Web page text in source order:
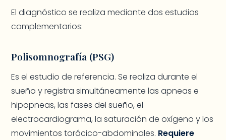
El diagnóstico se realiza mediante dos estudios
complementarios:
Polisomnografía (PSG)
Es el estudio de referencia. Se realiza durante el
sueño y registra simultáneamente las apneas e
hipopneas, las fases del sueño, el
electrocardiograma, la saturación de oxígeno y los
movimientos torácico-abdominales. Requiere